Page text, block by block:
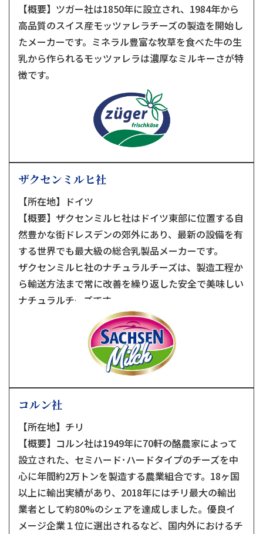
【概要】ツガー社は1850年に設立され、1984年から
高品質のスイス産モッツァレラチーズの製造を開始し
たメーカーです。ミネラル豊富な牧草を食べた牛の生
乳から作られるモッツァレラは濃厚なミルキーさが特
徴です。
ザクセンミルヒ社
【所在地】ドイツ
【概要】ザクセンミルヒ社はドイツ東部に位置する自
然豊かな街ドレスデンの郊外にあり、最新の設備を有
する世界でも最大級の総合乳製品メーカーです。
ザクセンミルヒ社のナチュラルチーズは、製造工程か
ら輸送方法まで常に改善を繰り返した安全で美味しい
ナチュラルチーズです。
コルン社
【所在地】チリ
【概要】コルン社は1949年に70軒の酪農家によって
設立された、セミハード･ハードタイプのチーズを中
心に年間約2万トンを製造する農業組合です。18ヶ国
以上に輸出実績があり、2018年にはチリ最大の輸出
業者として約80%のシェアを達成しました。優良イ
メージ企業１位に選出されるなど、国内外におけるチ